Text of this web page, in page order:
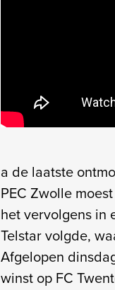
a de laatste
PEC Zwolle
het vervolgens in
Telstar volgde,
Afgelopen
winst op FC